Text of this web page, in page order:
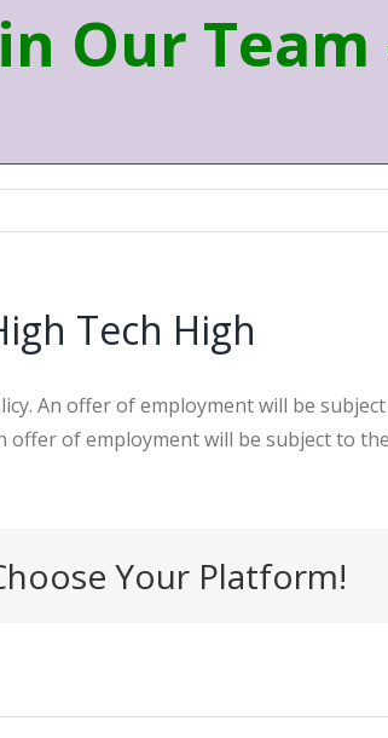
Our
Tech High
An offer of employment will be
offer of employment will be subject to
Your Platform!